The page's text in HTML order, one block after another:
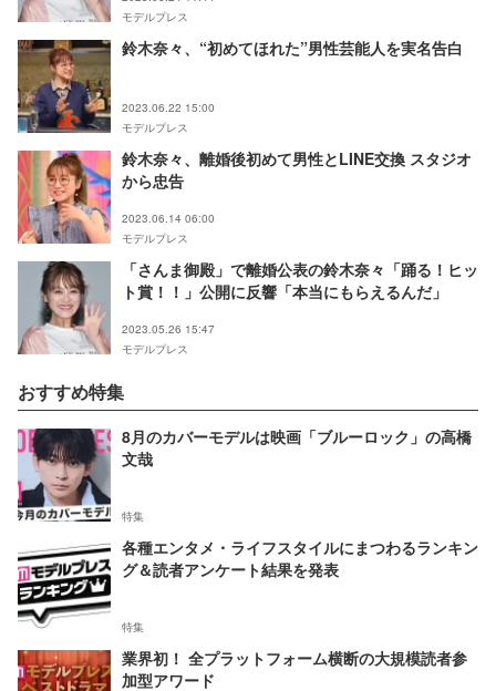
モデルプレス
鈴木奈々、“初めてほれた”男性芸能人を実名告白
2023.06.22 15:00
モデルプレス
鈴木奈々、離婚後初めて男性とLINE交換 スタジオ
から忠告
2023.06.14 06:00
モデルプレス
「さんま御殿」で離婚公表の鈴木奈々「踊る！ヒッ
ト賞！！」公開に反響「本当にもらえるんだ」
2023.05.26 15:47
モデルプレス
おすすめ特集
8月のカバーモデルは映画「ブルーロック」の高橋
文哉
特集
各種エンタメ・ライフスタイルにまつわるランキン
グ＆読者アンケート結果を発表
特集
業界初！ 全プラットフォーム横断の大規模読者参
加型アワード